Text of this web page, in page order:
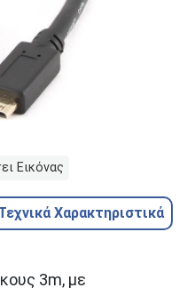
Εικόνας
Χαρακτηριστικά
3m, με